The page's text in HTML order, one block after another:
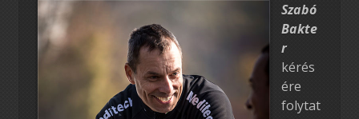
Szabó
Bakte
r
kérés
ére
folytat